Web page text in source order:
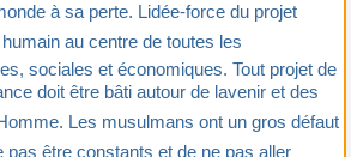
à sa perte. Lidée-force du projet
au centre de toutes les
sociales et économiques. Tout projet de
doit être bâti autour de lavenir et des
Les musulmans ont un gros défaut
pas être constants et de ne pas aller